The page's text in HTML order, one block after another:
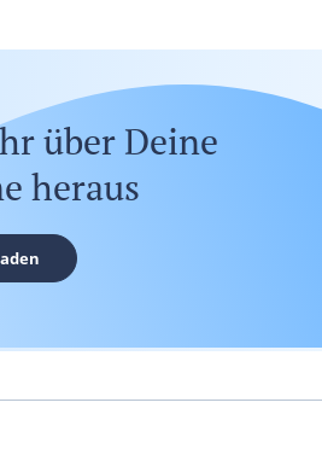
über Deine
heraus